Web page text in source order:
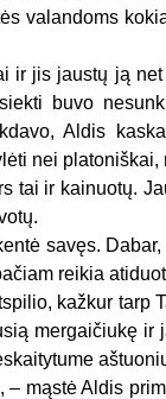
valandoms
ir jis jaustų ją
buvo
Aldis
nei
tai ir kainuotų.
savęs.
reikia
kažkur tarp
mergaičiukę ir
mąstė Aldis